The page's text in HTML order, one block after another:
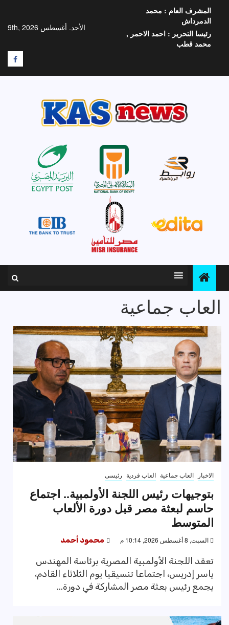
المحتوى
الأحد. أغسطس 9th, 2026
المشرف العام : محمد
الدمرداش
رئيسا التحرير : احمد الاحمر ,
محمد قطب
F
العاب جماعية
الاخبار العاب جماعية العاب فردية رئيسى
بتوجيهات رئيس اللجنة الأولمبية.. اجتماع
حاسم لبعثة مصر قبل دورة الألعاب
المتوسط
السبت, 8 أغسطس 2026, 10:14 م محمود أحمد
تعقد اللجنة الأولمبية المصرية برئاسة المهندس
ياسر إدريس، اجتماعا تنسيقيا يوم الثلاثاء القادم،
يجمع رئيس بعثة مصر المشاركة في دورة...